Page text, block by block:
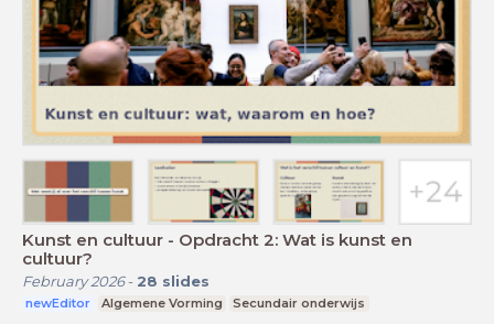
Kunst en cultuur - Opdracht 2: Wat is kunst en
cultuur?
February 2026- 28 slides
newEditor Algemene Vorming Secundair onderwijs